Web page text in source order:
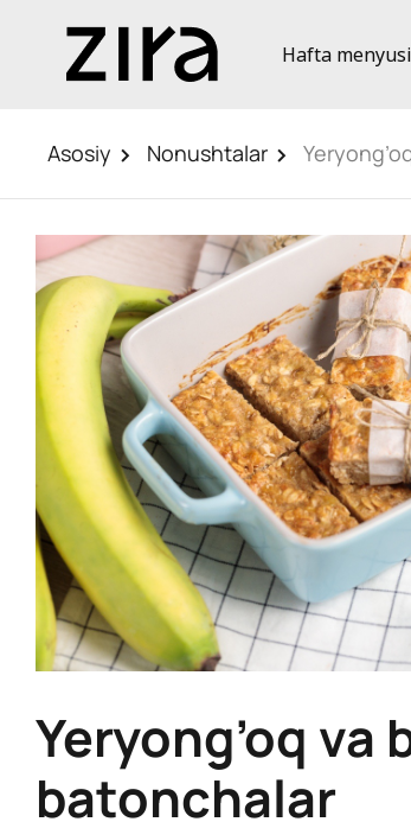
Hafta menyusi
Asosiy Nonushtalar
Yeryong’oq va
batonchalar